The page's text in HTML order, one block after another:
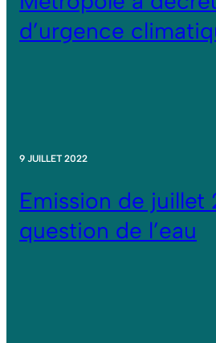
d’urgence
9 JUILLET 2022
Emission de juillet
question de l’eau